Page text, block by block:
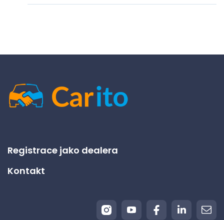
Registrace jako dealera
Kontakt